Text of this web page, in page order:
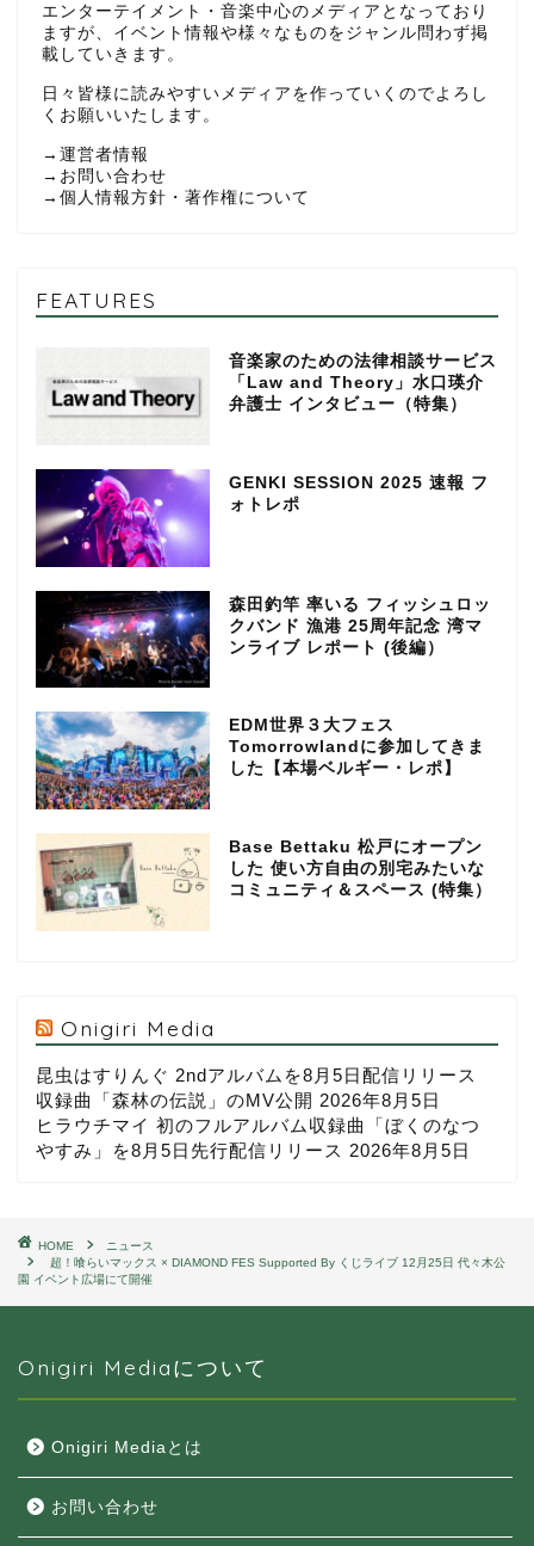
エンターテイメント・音楽中心のメディアとなっており
ますが、イベント情報や様々なものをジャンル問わず掲
載していきます。
日々皆様に読みやすいメディアを作っていくのでよろし
くお願いいたします。
→ 運営者情報
→ お問い合わせ
→ 個人情報方針・著作権について
FEATURES
音楽家のための法律相談サービス
「Law and Theory」水口瑛介
弁護士 インタビュー（特集）
GENKI SESSION 2025 速報 フ
ォトレポ
森田釣竿 率いる フィッシュロッ
クバンド 漁港 25周年記念 湾マ
ンライブ レポート (後編）
EDM世界３大フェス
Tomorrowlandに参加してきま
した【本場ベルギー・レポ】
Base Bettaku 松戸にオープン
した 使い方自由の別宅みたいな
コミュニティ＆スペース (特集）
Onigiri Media
昆虫はすりんぐ 2ndアルバムを8月5日配信リリース
収録曲「森林の伝説」のMV公開 2026年8月5日
ヒラウチマイ 初のフルアルバム収録曲「ぼくのなつ
やすみ」を8月5日先行配信リリース 2026年8月5日
HOME
ニュース
超！喰らいマックス × DIAMOND FES Supported By くじライブ 12月25日 代々木公
園 イベント広場にて開催
Onigiri Mediaについて
Onigiri Mediaとは
お問い合わせ